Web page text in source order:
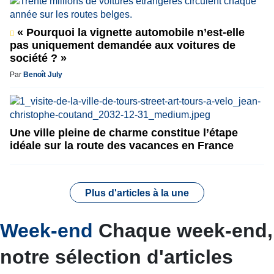
« Pourquoi la vignette automobile n’est-elle
pas uniquement demandée aux voitures de
société ? »
Par Benoît July
Une ville pleine de charme constitue l’étape
idéale sur la route des vacances en France
Plus d'articles à la une
Week-end Chaque week-end,
notre sélection d'articles